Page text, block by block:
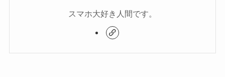
スマホ大好き人間です。